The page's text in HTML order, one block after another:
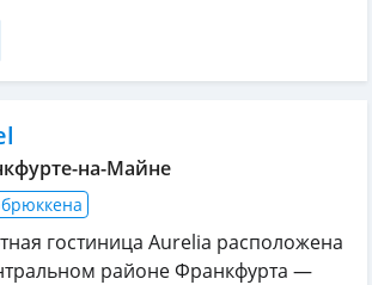
на-Майне
гостиница Aurelia расположена
районе Франкфурта —